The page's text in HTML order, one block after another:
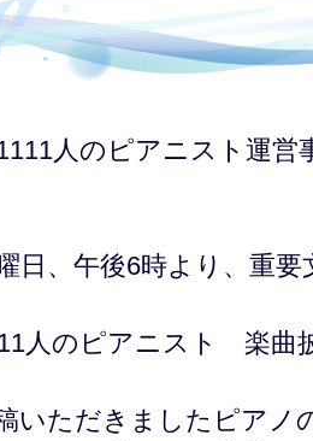
人のピアニスト運営
日、午後6時より、重
人のピアニスト 楽曲
いただきましたピアノ